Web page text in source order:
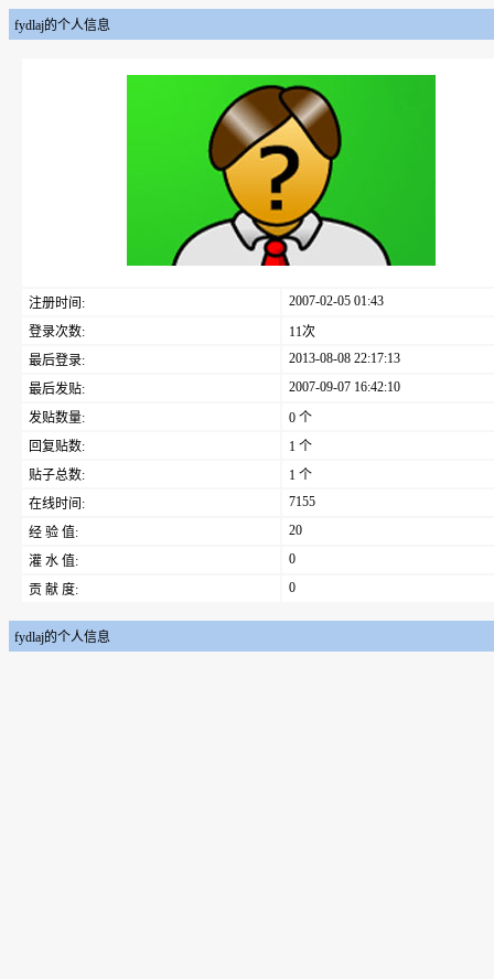
fydlaj的个人信息
注册时间:
2007-02-05 01:43
登录次数:
11次
最后登录:
2013-08-08 22:17:13
最后发贴:
2007-09-07 16:42:10
发贴数量:
0 个
回复贴数:
1 个
贴子总数:
1 个
在线时间:
7155
经 验 值:
20
灌 水 值:
0
贡 献 度:
0
fydlaj的个人信息